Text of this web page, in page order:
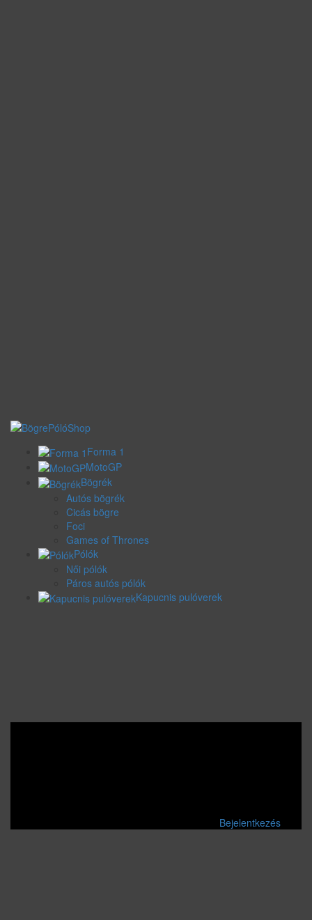
Forma 1
MotoGP
Bögrék
Autós bögrék
Cicás bögre
Foci
Games of Thrones
Pólók
Női pólók
Páros autós pólók
Kapucnis pulóverek
Bejelentkezés